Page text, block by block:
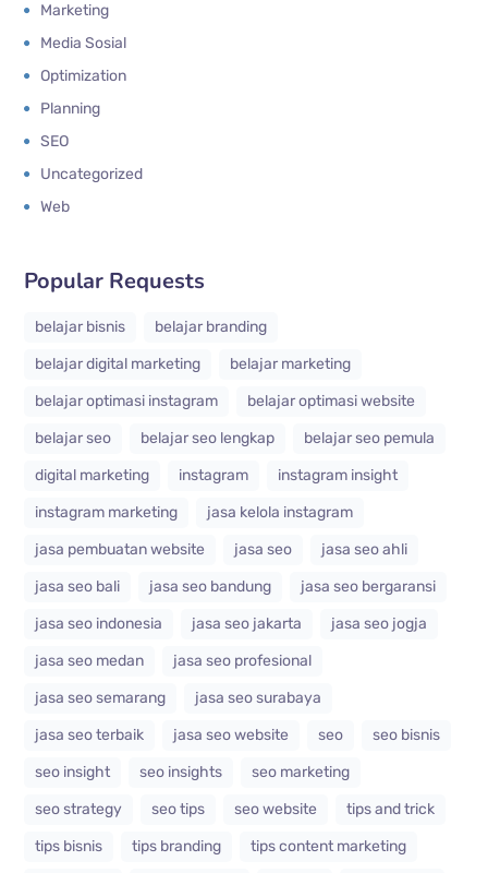
Marketing
Media Sosial
Optimization
Planning
SEO
Uncategorized
Web
Popular Requests
belajar bisnis
belajar branding
belajar digital marketing
belajar marketing
belajar optimasi instagram
belajar optimasi website
belajar seo
belajar seo lengkap
belajar seo pemula
digital marketing
instagram
instagram insight
instagram marketing
jasa kelola instagram
jasa pembuatan website
jasa seo
jasa seo ahli
jasa seo bali
jasa seo bandung
jasa seo bergaransi
jasa seo indonesia
jasa seo jakarta
jasa seo jogja
jasa seo medan
jasa seo profesional
jasa seo semarang
jasa seo surabaya
jasa seo terbaik
jasa seo website seo
seo bisnis
seo insight
seo insights
seo marketing
seo strategy
seo tips seo website
tips and trick
tips bisnis
tips branding
tips content marketing